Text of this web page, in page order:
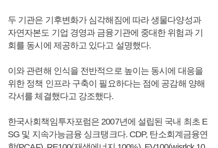
두 기관은 기후변화가 심각해짐에 따라 생물다양성과
자연자본도 기업 경영과 금융기관에 중대한 위험과 기
회를 동시에 제공하고 있다고 설명했다.
이와 관련해 인식을 전반적으로 높이는 동시에 대응을
위한 정책 인프라 구축이 필요하다는 점에 공감해 양해
각서를 체결했다고 강조했다.
한국사회책임투자포럼은 2007년에 설립된 국내 최초 E
SG 및 지속가능금융 싱크탱크다. CDP, 탄소회계금융연